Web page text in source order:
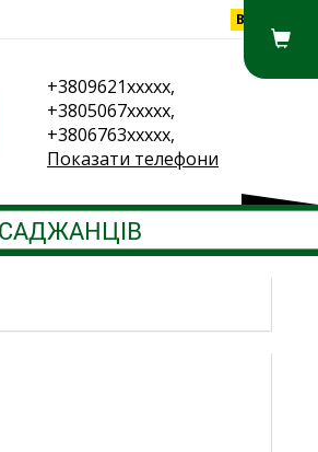
Вхід
+3809621xxxxx,
+3805067xxxxx,
+3806763xxxxx,
Показати телефони